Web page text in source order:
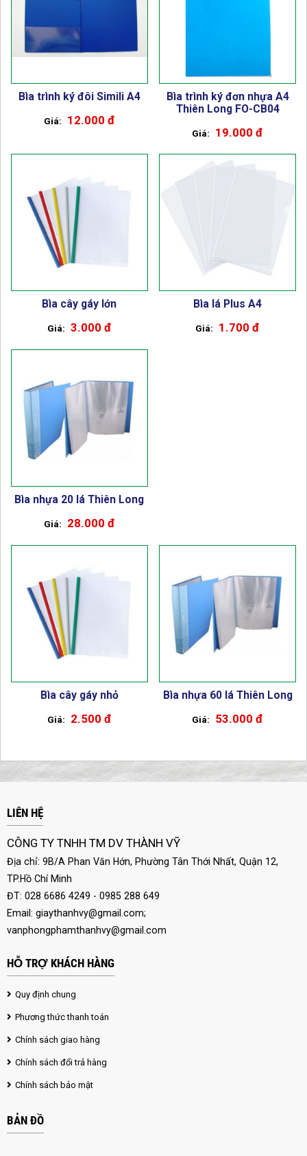
Bìa trình ký đôi Simili A4
12.000 đ
Bìa trình ký đơn nhựa A4
Thiên Long FO-CB04
19.000 đ
Bìa cây gáy lớn
3.000 đ
Bìa lá Plus A4
1.700 đ
Bìa nhựa 20 lá Thiên Long
28.000 đ
Bìa cây gáy nhỏ
2.500 đ
Bìa nhựa 60 lá Thiên Long
53.000 đ
LIÊN HỆ
CÔNG TY TNHH TM DV THÀNH VỸ
Địa chỉ: 9B/A Phan Văn Hớn, Phường Tân Thới Nhất, Quận 12,
TP.Hồ Chí Minh
ĐT: 028 6686 4249 - 0985 288 649
Email: giaythanhvy@gmail.com;
vanphongphamthanhvy@gmail.com
HỖ TRỢ KHÁCH HÀNG
Quy định chung
Phương thức thanh toán
Chính sách giao hàng
Chính sách đổi trả hàng
Chính sách bảo mật
BẢN ĐỒ